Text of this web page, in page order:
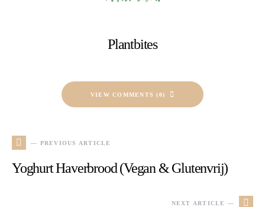
Plantbites
VIEW COMMENTS (0)
— PREVIOUS ARTICLE
Yoghurt Haverbrood (Vegan & Glutenvrij)
NEXT ARTICLE —